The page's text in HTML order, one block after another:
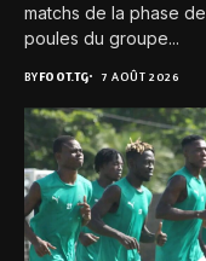
matchs de la phase de
poules du groupe...
BYFOOT.TG 7 AOÛT 2026